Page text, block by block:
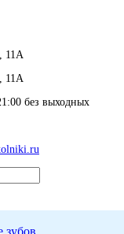
11А
11А
без выходных
зубов